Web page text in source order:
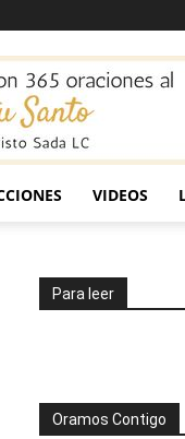
VIDEOS
Para leer
Oramos Contigo